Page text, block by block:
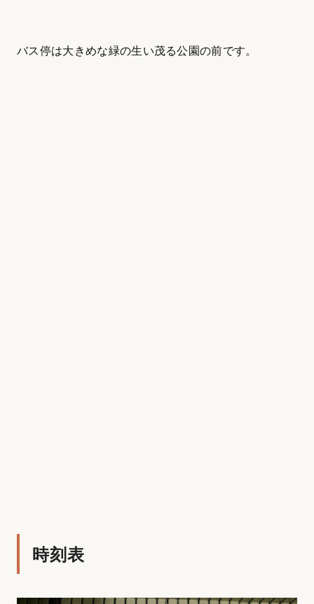
バス停は大きめな緑の生い茂る公園の前です。
時刻表